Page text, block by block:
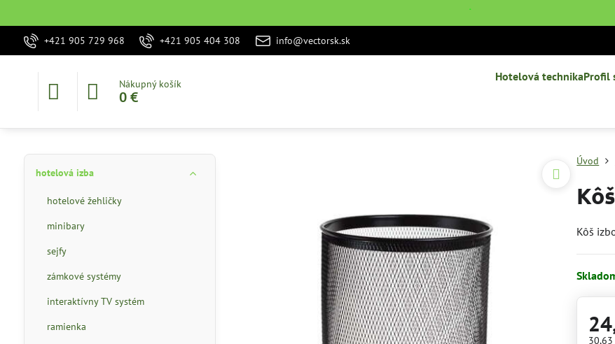
˙
+421 905 729 968 +421 905 404 308 info@vectorsk.sk
Nákupný košík
0 €
Hotelová technikaProfil
Úvod
Kôš
hotelová izba
hotelové žehličky
minibary
sejfy
zámkové systémy
interaktívny TV systém
ramienka